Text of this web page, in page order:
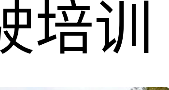
培训